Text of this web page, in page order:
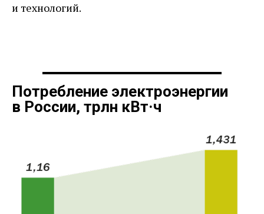
и технологий.
Потребление электроэнергии
в России, трлн кВт·ч